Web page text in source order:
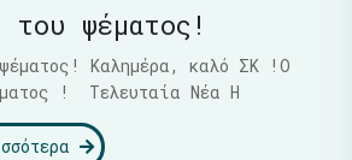
του ψέματος!
Καλημέρα, καλό ΣΚ !Ο
! Τελευταία Νέα Η